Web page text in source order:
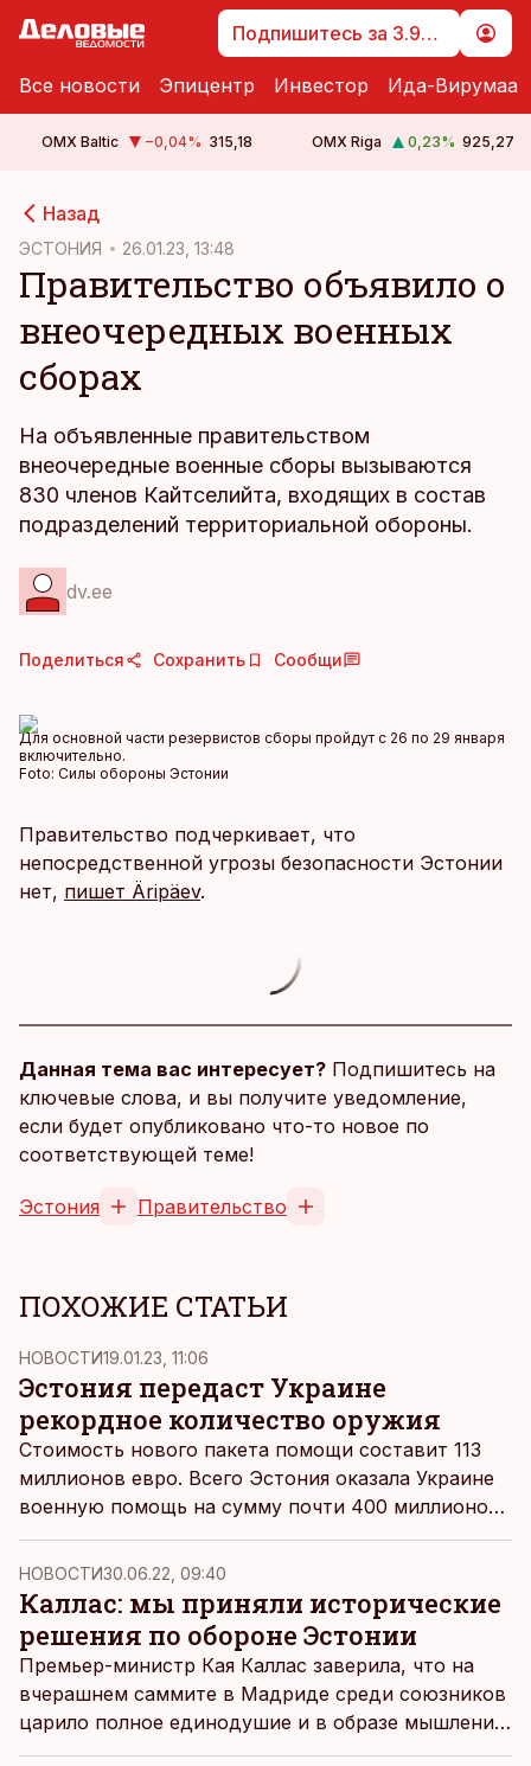
Подпишитесь за 3.99 €
Все новости Эпицентр Инвестор Ида-Вирумаа
OMX Baltic −0,04% 315,18 OMX Riga 0,23% 925,27
Назад
ЭСТОНИЯ 26.01.23, 13:48
Правительство объявило о
внеочередных военных
сборах
На объявленные правительством
внеочередные военные сборы вызываются
830 членов Кайтселийта, входящих в состав
подразделений территориальной обороны.
dv.ee
Поделиться Сохранить Сообщи
Для основной части резервистов сборы пройдут с 26 по 29 января
включительно.
Foto: Силы обороны Эстонии
Правительство подчеркивает, что
непосредственной угрозы безопасности Эстонии
нет, пишет Äripäev.
Данная тема вас интересует? Подпишитесь на
ключевые слова, и вы получите уведомление,
если будет опубликовано что-то новое по
соответствующей теме!
Эстония Правительство
ПОХОЖИЕ СТАТЬИ
НОВОСТИ19.01.23, 11:06
Эстония передаст Украине
рекордное количество оружия
Стоимость нового пакета помощи составит 113
миллионов евро. Всего Эстония оказала Украине
военную помощь на сумму почти 400 миллионов
евро.
НОВОСТИ30.06.22, 09:40
Каллас: мы приняли исторические
решения по обороне Эстонии
Премьер-министр Кая Каллас заверила, что на
вчерашнем саммите в Мадриде среди союзников
царило полное единодушие и в образе мышления
НАТО произошла принципиальная перемена: